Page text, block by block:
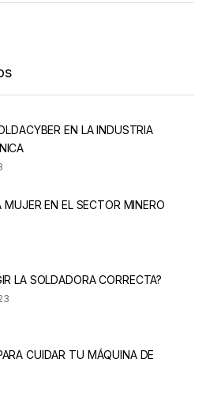
EN LA INDUSTRIA
MUJER EN EL SECTOR MINERO
LA SOLDADORA CORRECTA?
CUIDAR TU MÁQUINA DE